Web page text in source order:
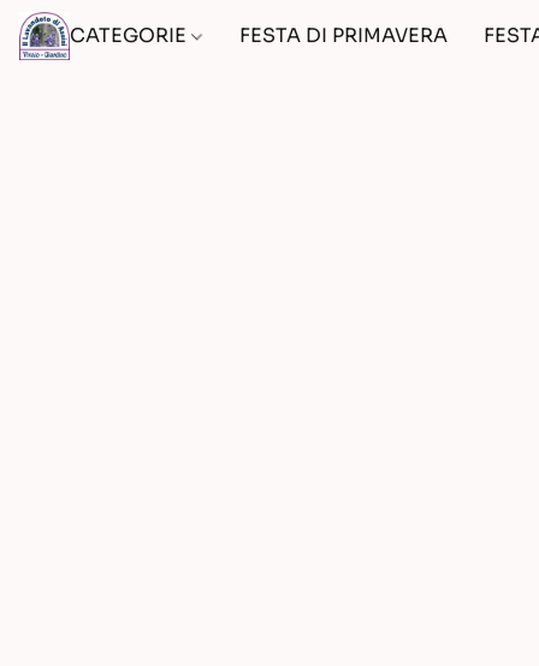
CATEGORIE FESTA DI PRIMAVERA